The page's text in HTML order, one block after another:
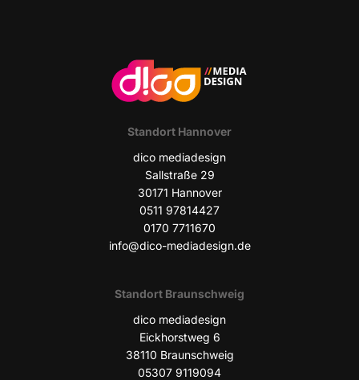
Stand­ort Hannover
dico media­de­sign
Sall­stra­ße 29
30171 Han­no­ver
0511 97814427
0170 7711670
info@dico-mediadesign.de
Stand­ort Braunschweig
dico media­de­sign
Eick­horst­weg 6
38110 Braun­schweig
05307 9119094